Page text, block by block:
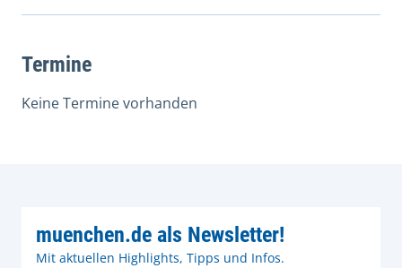
Termine
Keine Termine vorhanden
muenchen.de als Newsletter!
Mit aktuellen Highlights, Tipps und Infos.